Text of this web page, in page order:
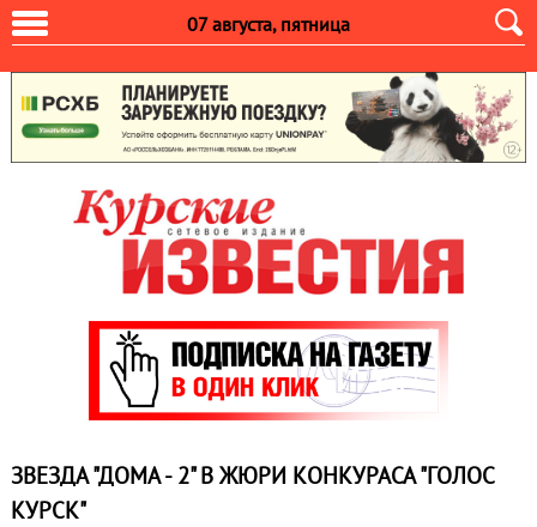
07 августа, пятница
ЗВЕЗДА "ДОМА - 2" В ЖЮРИ КОНКУРАСА "ГОЛОС
КУРСК"